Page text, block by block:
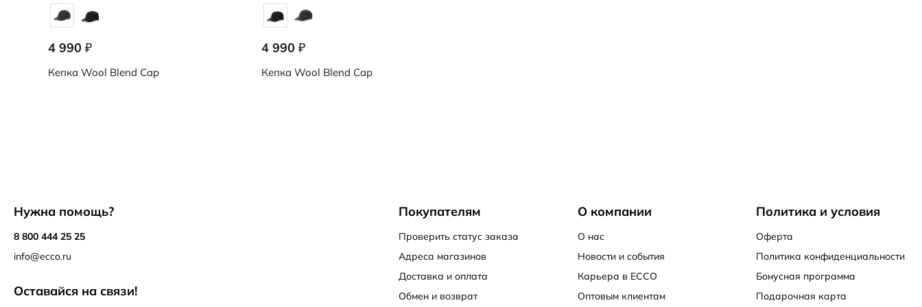
4 990 ₽
Кепка Wool Blend Cap
4 990 ₽
Кепка Wool Blend Cap
Нужна помощь?
8 800 444 25 25
info@ecco.ru
Оставайся на связи!
Политика и условия
Оферта
Политика конфиденциальности
Бонусная программа
Подарочная карта
О компании
О нас
Новости и события
Карьера в ECCO
Оптовым клиентам
Покупателям
Проверить статус заказа
Адреса магазинов
Доставка и оплата
Обмен и возврат